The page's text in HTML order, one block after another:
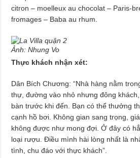
citron – moelleux au chocolat – Paris-
fromages – Baba au rhum.
Ảnh: Nhung Vo
Thực khách nhận xét:
Dân Bích Chương: “Nhà hàng nằm
thự, đường vào nhỏ nhưng đông
bàn trước khi đến. Bạn có thể thưởng
cạnh hồ bơi. Không gian sang trọng,
không được như mong đợi. Ở đây có
loại rượu. Điều mình hài lòng nhất là
tình, chu đáo với thực khách”.